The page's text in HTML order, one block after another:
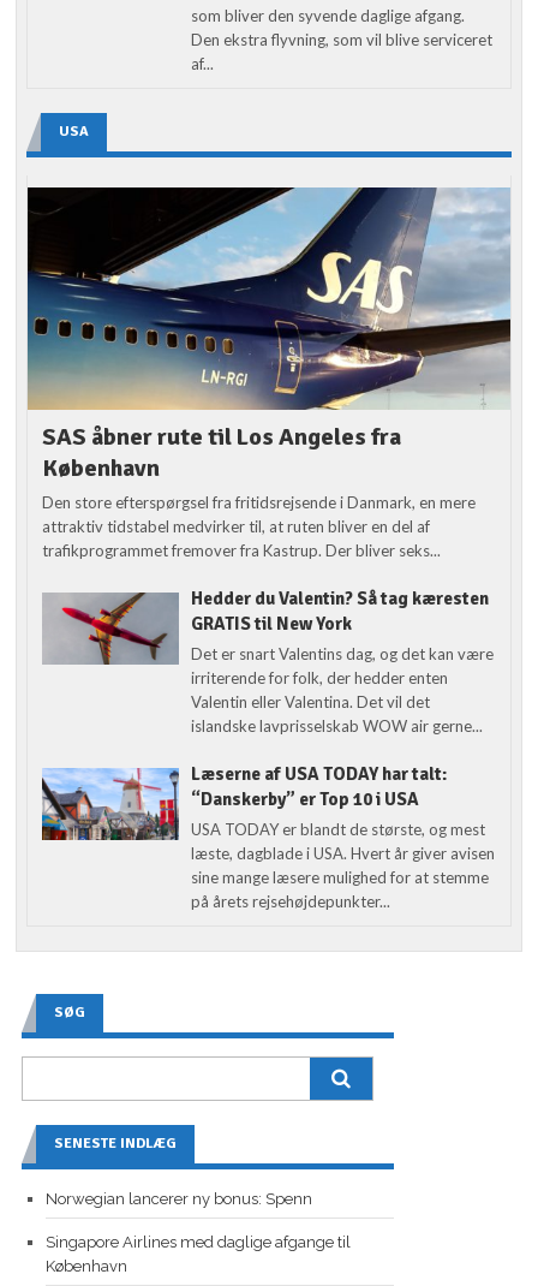
som bliver den syvende daglige afgang.
Den ekstra flyvning, som vil blive serviceret
af...
USA
SAS åbner rute til Los Angeles fra
København
Den store efterspørgsel fra fritidsrejsende i Danmark, en mere
attraktiv tidstabel medvirker til, at ruten bliver en del af
trafikprogrammet fremover fra Kastrup. Der bliver seks...
Hedder du Valentin? Så tag kæresten
GRATIS til New York
Det er snart Valentins dag, og det kan være
irriterende for folk, der hedder enten
Valentin eller Valentina. Det vil det
islandske lavprisselskab WOW air gerne...
Læserne af USA TODAY har talt:
“Danskerby” er Top 10 i USA
USA TODAY er blandt de største, og mest
læste, dagblade i USA. Hvert år giver avisen
sine mange læsere mulighed for at stemme
på årets rejsehøjdepunkter...
SØG
SENESTE INDLÆG
Norwegian lancerer ny bonus: Spenn
Singapore Airlines med daglige afgange til
København